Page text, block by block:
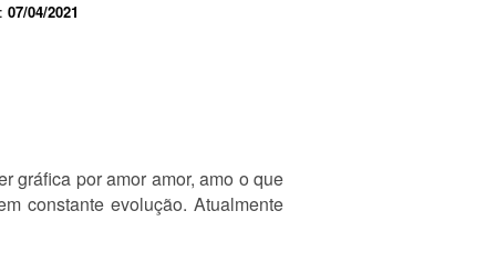
07/04/2021
gráfica por amor amor, amo o que
constante evolução. Atualmente